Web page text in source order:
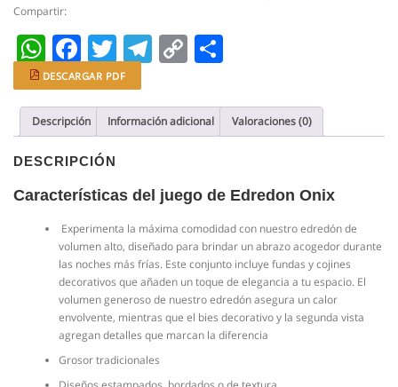
fundas
cojines
cantidad
Compartir:
WhatsApp
Facebook
Twitter
Telegram
Copy
DESCARGAR PDF
Descripción Información adicional Valoraciones (0)
DESCRIPCIÓN
Características del juego de Edredon Onix
Experimenta la máxima comodidad con nuestro edredón de
volumen alto, diseñado para brindar un abrazo acogedor durante
las noches más frías. Este conjunto incluye fundas y cojines
decorativos que añaden un toque de elegancia a tu espacio. El
volumen generoso de nuestro edredón asegura un calor
envolvente, mientras que el bies decorativo y la segunda vista
agregan detalles que marcan la diferencia
Grosor tradicionales